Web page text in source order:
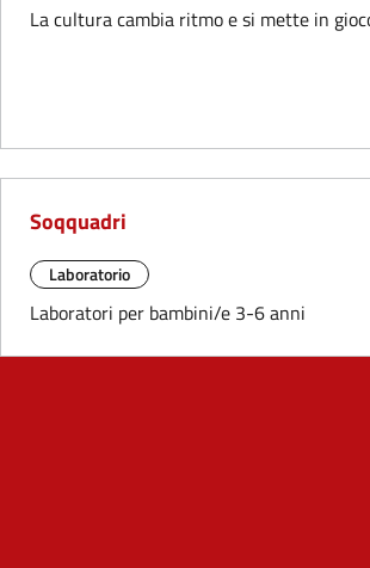
La cultura cambia ritmo e si mette in
Soqquadri
Laboratorio
Laboratori per bambini/e 3-6 anni